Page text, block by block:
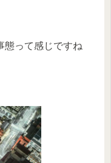
態って感じですね